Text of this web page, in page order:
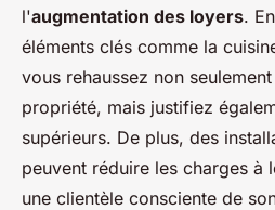
l'augmentation des loyers.
éléments clés comme la
vous rehaussez non
propriété, mais justifiez
supérieurs. De plus, des
peuvent réduire les charges à
une clientèle consciente de